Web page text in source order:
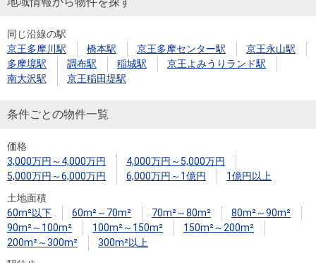
購入向け
サービス
住宅ロー
ンシミュ
住まい1プ
ラス（お
税金の本
（電子ブ
ック）
住まいと
暮らしの
（電子ブ
売却ガイ
ド
同じ沿線の駅
京王多摩川駅
橋本駅 京王多摩センター駅
京王永山駅
多摩境駅
調布駅 稲城駅
京王よみうりランド駅
南大沢駅
京王稲田堤駅
条件ごとの物件一覧
価格
3,000万円～4,000万円
4,000万円～5,000万円
5,000万円～6,000万円
6,000万円～1億円
1億円以上
土地面積
60m²以下
60m²～70m² 70m²～80m²
80m²～90m²
90m²～100m²
100m²～150m²
150m²～200m²
200m²～300m²
300m²以上